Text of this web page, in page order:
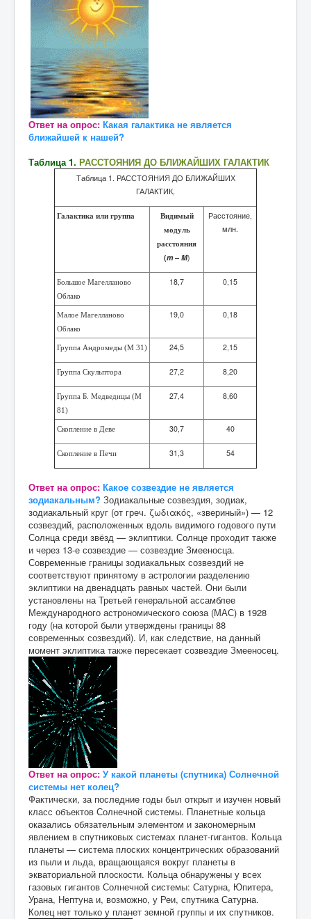
Ответ на опрос: Какая галактика не является
ближайшей к нашей?
Таблица 1. РАССТОЯНИЯ ДО БЛИЖАЙШИХ ГАЛАКТИК
Таблица 1. РАССТОЯНИЯ ДО БЛИЖАЙШИХ
ГАЛАКТИК,
Галактика или группа
Видимый
модуль
расстояния
(m – M)
Расстояние,
млн.
Большое Магелланово
Облако
18,7 0,15
Малое Магелланово
Облако
19,0 0,18
Группа Андромеды (М 31) 24,5 2,15
Группа Скульптора 27,2 8,20
Группа Б. Медведицы (М
81)
27,4 8,60
Скопление в Деве 30,7 40
Скопление в Печи 31,3 54
Ответ на опрос: Какое созвездие не является
зодиакальным? Зодиакальные созвездия, зодиак,
зодиакальный круг (от греч. ζωδιακός, «звериный») — 12
созвездий, расположенных вдоль видимого годового пути
Солнца среди звёзд — эклиптики. Солнце проходит также
и через 13-е созвездие — созвездие Змееносца.
Современные границы зодиакальных созвездий не
соответствуют принятому в астрологии разделению
эклиптики на двенадцать равных частей. Они были
установлены на Третьей генеральной ассамблее
Международного астрономического союза (МАС) в 1928
году (на которой были утверждены границы 88
современных созвездий). И, как следствие, на данный
момент эклиптика также пересекает созвездие Змееносец.
Ответ на опрос: У какой планеты (спутника) Солнечной
системы нет колец?
Фактически, за последние годы был открыт и изучен новый
класс объектов Солнечной системы. Планетные кольца
оказались обязательным элементом и закономерным
явлением в спутниковых системах планет-гигантов. Кольца
планеты — система плоских концентрических образований
из пыли и льда, вращающаяся вокруг планеты в
экваториальной плоскости. Кольца обнаружены у всех
газовых гигантов Солнечной системы: Сатурна, Юпитера,
Урана, Нептуна и, возможно, у Реи, спутника Сатурна.
Колец нет только у планет земной группы и их спутников.